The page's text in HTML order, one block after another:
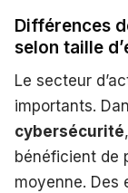
Différences
selon taille
Le secteur
importants.
cybersécurité
bénéficient de
moyenne. Des